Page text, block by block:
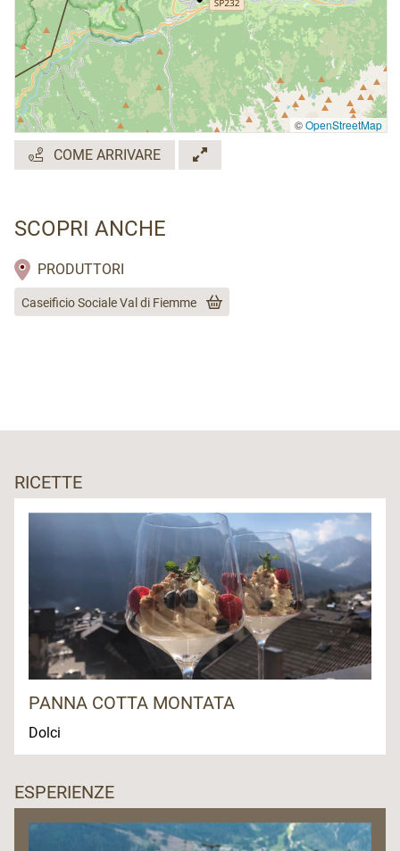
©OpenStreetMap
COME ARRIVARE
SCOPRI ANCHE
PRODUTTORI
Caseificio Sociale Val di Fiemme
RICETTE
PANNA COTTA MONTATA
Dolci
ESPERIENZE